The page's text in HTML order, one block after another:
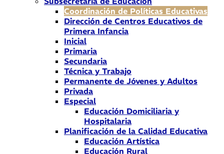
Coordinación de Políticas Educativas
Dirección de Centros Educativos de
Primera Infancia
Inicial
Primaria
Secundaria
Técnica y Trabajo
Permanente de Jóvenes y Adultos
Privada
Especial
Educación Domiciliaria y
Hospitalaria
Planificación de la Calidad Educativa
Educación Artística
Educación Rural